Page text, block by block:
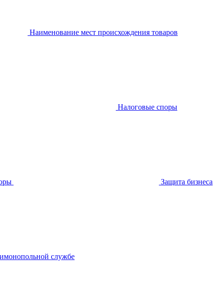
Наименование мест происхождения товаров
Налоговые споры
Защита бизнеса
службе